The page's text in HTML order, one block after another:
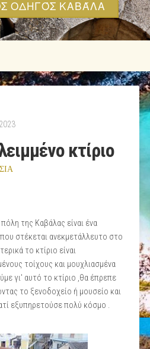
ΟΔΗΓΌΣ ΚΑΒΆΛΑ
κτίριο
της Καβάλας είναι ένα
στέκεται ανεκμετάλλευτο στο
το κτίριο είναι
τοίχους και μουχλιασμένα
γι' αυτό το κτίριο ,θα έπρεπε
το ξενοδοχείο ή μουσείο και
εξυπηρετούσε πολύ κόσμο .